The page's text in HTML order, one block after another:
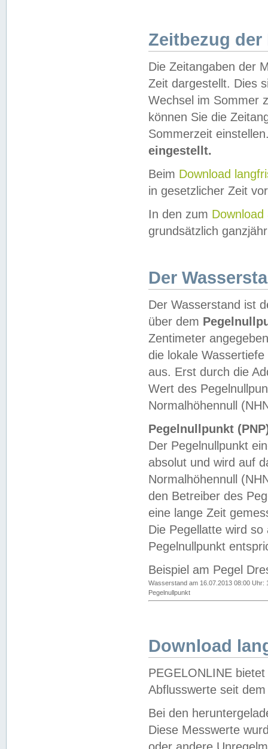
Zeitbezug der
Die Zeitangaben der
Zeit dargestellt. Dies
Wechsel im Sommer
können Sie die
Sommerzeit
eingestellt.
Beim Download
in gesetzlicher Zeit
In den zum Download
grundsätzlich
Der
Der Wasserstand ist
über dem
Zentimeter
die lokale
aus. Erst durch die
Wert des
Normalhöhennull
Pegelnullpunkt
Der Pegelnullpunkt
absolut und wird auf
Normalhöhennull
den Betreiber des
eine lange Zeit
Die Pegellatte wird
Pegelnullpunkt
Beispiel am Pegel
Wasserstand am 16.07.2013 08:00 Uhr:
Pegelnullpunkt
Download
PEGELONLINE
Abflusswerte seit
Bei den
Diese Messwerte